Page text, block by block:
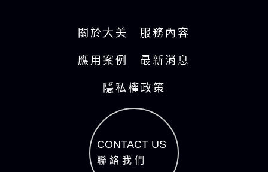
關於大美 服務內容
應用案例 最新消息
隱私權政策
CONTACT US
聯絡我們